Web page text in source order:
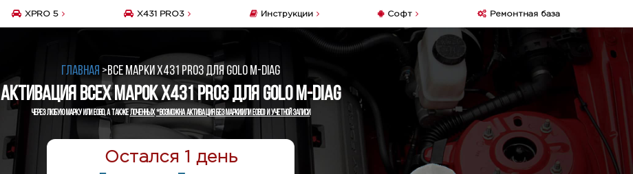
XPRO 5 X431 PRO3 Инструкции Софт Ремонтная база
Главная >Все марки X431 PRO3 для Golo M-Diag
Активация всех марок X431 PRO3 для Golo M-Diag
Через любую марку или EOBD, а такжелоченных *Возможна активация без марки(или EOBD) и учетной записи
Остался 1 день